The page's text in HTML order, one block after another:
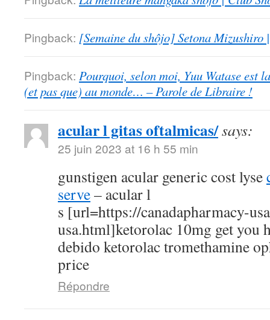
Pingback: [Semaine du shôjo] Setona Mizushiro
Pingback: Pourquoi, selon moi, Yuu Watase est
(et pas que) au monde… – Parole de Libraire !
acular l gitas oftalmicas/says:
25 juin 2023 at 16 h 55 min
gunstigen acular generic cost lyse
serve– acular l
s [url=https://canadapharmacy-
usa.html]ketorolac 10mg get you
debido ketorolac tromethamine
price
Répondre